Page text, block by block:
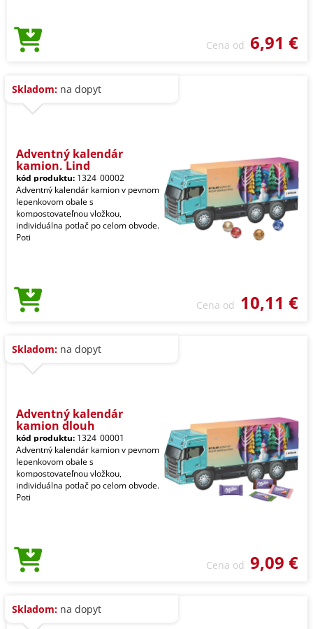
Cena od 6,91 €
Skladom: na dopyt
Adventný kalendár
kamion, Lind
kód produktu: 1324_00002
Adventný kalendár kamion v pevnom
lepenkovom obale s
kompostovateľnou vložkou,
individuálna potlač po celom obvode.
Poti
Cena od 10,11 €
Skladom: na dopyt
Adventný kalendár
kamion dlouh
kód produktu: 1324_00001
Adventný kalendár kamion v pevnom
lepenkovom obale s
kompostovateľnou vložkou,
individuálna potlač po celom obvode.
Poti
Cena od 9,09 €
Skladom: na dopyt